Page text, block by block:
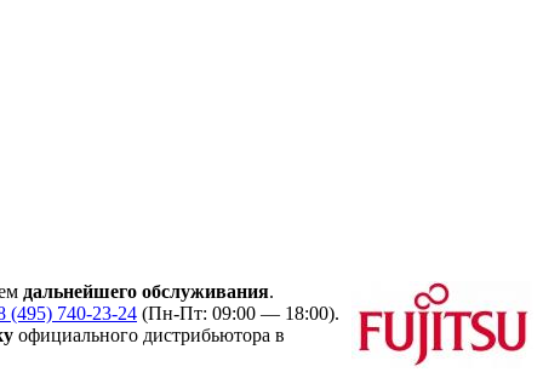
дальнейшего обслуживания.
(495) 740-23-24 (Пн-Пт: 09:00 — 18:00).
официального дистрибьютора в